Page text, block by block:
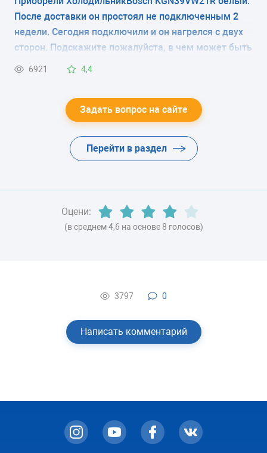
ЭНЕРГОПОТРЕБЛЕНИЕ
класс A
ЦВЕТ
ХЛАДАГЕНТ
надо снять при запуске холодильника или эту
плёнку снимать не нужно? В магазине продавцы
вразумительный ответ дать не смогли, в
комментариев.
После доставки он простоял не подключенным 2
недели. Сегодня подключили и он нагрелся с двух
сторон. Подскажите пожалуйста, в чем может быть
причина?
6921 4,4
Задать вопрос на сайте
Перейти в раздел
Оцени:
(в среднем 4,6 на основе 8 голосов)
3797 0
Написать комментарий